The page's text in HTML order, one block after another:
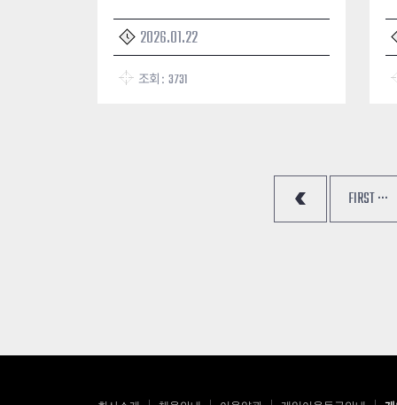
2026.01.22
조회 : 3731
FIRST ···